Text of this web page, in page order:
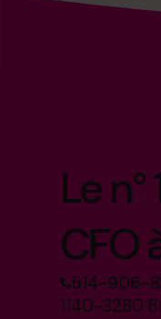
Le
CFO
514-906-
1140-3280